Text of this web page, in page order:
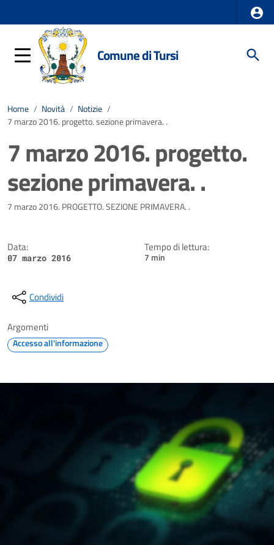
Comune di Tursi
Home / Novità / Notizie /
7 marzo 2016. progetto. sezione primavera. .
7 marzo 2016. progetto.
sezione primavera. .
Dettagli della notizia
7 marzo 2016. PROGETTO. SEZIONE PRIMAVERA. .
Data:
07 marzo 2016
Tempo di lettura:
7 min
Condividi
Argomenti
Accesso all'informazione